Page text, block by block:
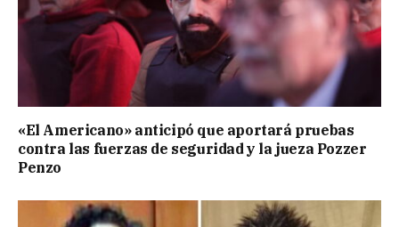
«El Americano» anticipó que aportará pruebas
contra las fuerzas de seguridad y la jueza Pozzer
Penzo